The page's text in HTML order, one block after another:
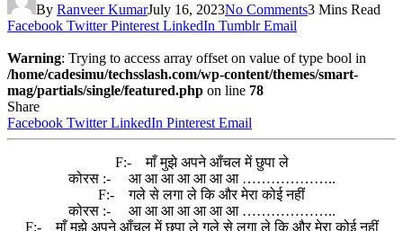
By Ranveer KumarJuly 16, 2023No Comments3 Mins Read
Facebook Twitter Pinterest LinkedIn Tumblr Email
Warning: Trying to access array offset on value of type bool in
/home/cadesimu/techsslash.com/wp-content/themes/smart-
mag/partials/single/featured.php on line 78
Share
Facebook Twitter LinkedIn Pinterest Email
F:- माँ मुझे अपने आँचल में छुपा ले
कोरस :- आ आ आ आ आ आ आ ………………..
F:- गले से लगा ले कि और मेरा कोई नहीं
कोरस :- आ आ आ आ आ आ आ ………………..
F:- माँ मुझे अपने आँचल में छुपा ले गले से लगा ले कि और मेरा कोई नहीं